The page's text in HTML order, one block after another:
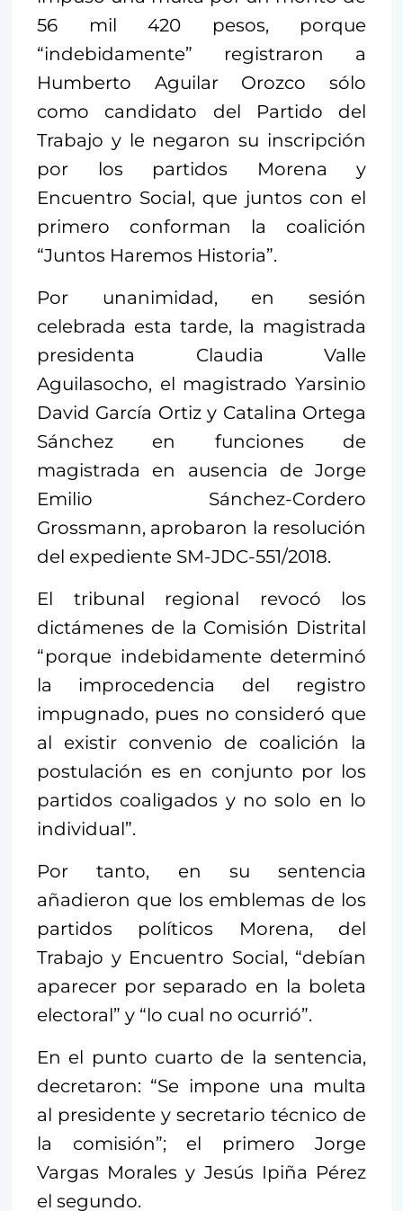
56 mil 420 pesos, porque
“indebidamente” registraron a
Humberto Aguilar Orozco sólo
como candidato del Partido del
Trabajo y le negaron su inscripción
por los partidos Morena y
Encuentro Social, que juntos con el
primero conforman la coalición
“Juntos Haremos Historia”.
Por unanimidad, en sesión
celebrada esta tarde, la magistrada
presidenta Claudia Valle
Aguilasocho, el magistrado Yarsinio
David García Ortiz y Catalina Ortega
Sánchez en funciones de
magistrada en ausencia de Jorge
Emilio Sánchez-Cordero
Grossmann, aprobaron la resolución
del expediente SM-JDC-551/2018.
El tribunal regional revocó los
dictámenes de la Comisión Distrital
“porque indebidamente determinó
la improcedencia del registro
impugnado, pues no consideró que
al existir convenio de coalición la
postulación es en conjunto por los
partidos coaligados y no solo en lo
individual”.
Por tanto, en su sentencia
añadieron que los emblemas de los
partidos políticos Morena, del
Trabajo y Encuentro Social, “debían
aparecer por separado en la boleta
electoral” y “lo cual no ocurrió”.
En el punto cuarto de la sentencia,
decretaron: “Se impone una multa
al presidente y secretario técnico de
la comisión”; el primero Jorge
Vargas Morales y Jesús Ipiña Pérez
el segundo.